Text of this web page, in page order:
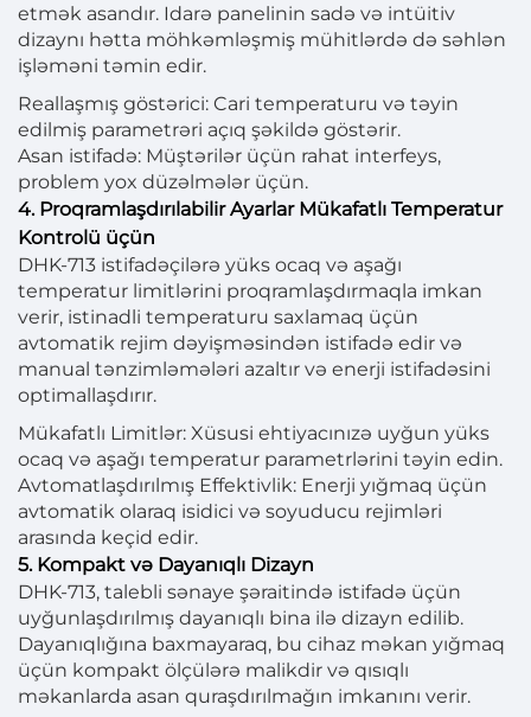
etmək asandır. Idarə panelinin sadə və intüitiv
dizaynı hətta möhkəmləşmiş mühitlərdə də səhlən
işləməni təmin edir.
Reallaşmış göstərici: Cari temperaturu və təyin
edilmiş parametrəri açıq şəkildə göstərir.
Asan istifadə: Müştərilər üçün rahat interfeys,
problem yox düzəlmələr üçün.
4. Proqramlaşdırılabilir Ayarlar Mükafatlı Temperatur
Kontrolü üçün
DHK-713 istifadəçilərə yüks ocaq və aşağı
temperatur limitlərini proqramlaşdırmaqla imkan
verir, istinadli temperaturu saxlamaq üçün
avtomatik rejim dəyişməsindən istifadə edir və
manual tənzimləmələri azaltır və enerji istifadəsini
optimallaşdırır.
Mükafatlı Limitlər: Xüsusi ehtiyacınızə uyğun yüks
ocaq və aşağı temperatur parametrlərini təyin edin.
Avtomatlaşdırılmış Effektivlik: Enerji yığmaq üçün
avtomatik olaraq isidici və soyuducu rejimləri
arasında keçid edir.
5. Kompakt və Dayanıqlı Dizayn
DHK-713, talebli sənaye şəraitində istifadə üçün
uyğunlaşdırılmış dayanıqlı bina ilə dizayn edilib.
Dayanıqlığına baxmayaraq, bu cihaz məkan yığmaq
üçün kompakt ölçülərə malikdir və qısıqlı
məkanlarda asan quraşdırılmağın imkanını verir.